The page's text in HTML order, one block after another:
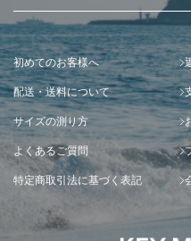
初めてのお客様へ
配送・送料について
サイズの測り方
よくあるご質問
特定商取引法に基づく表記